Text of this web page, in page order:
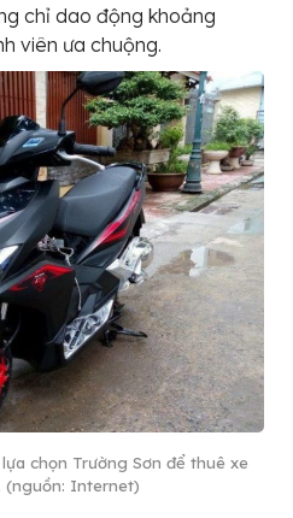
chỉ dao động khoảng
viên ưa chuộng.
chọn Trường Sơn để thuê xe
(nguồn: Internet)